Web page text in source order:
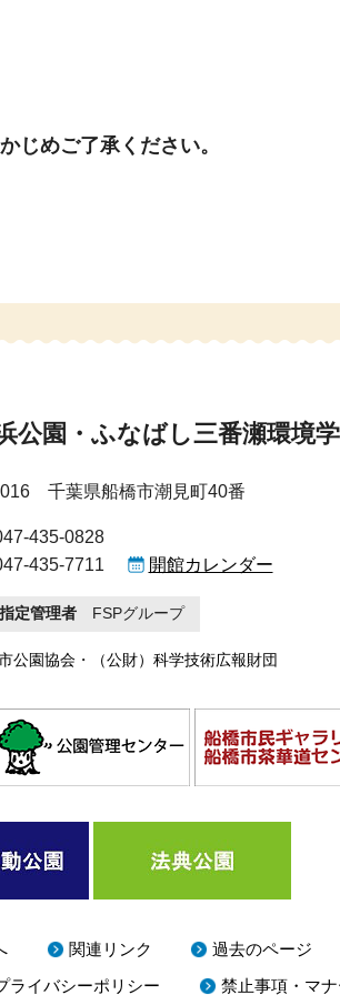
じめご了承ください。
公園・ふなばし三番瀬環境
千葉県船橋市潮見町40番
435-0828
435-7711 開館カレンダー
指定管理者FSPグループ
公園協会 ・ （公財）科学技術広報財団
関連リンク
過去のページ
ライバシーポリシー 禁止事項・マ